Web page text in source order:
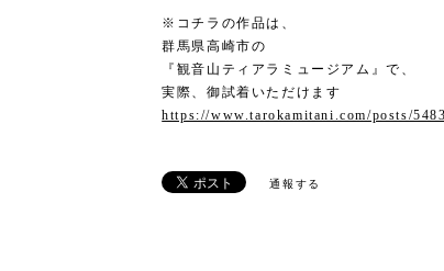
※コチラの作品は、
群馬県高崎市の
『観音山ティアラミュージアム』で、
実際、御試着いただけます
https://www.tarokamitani.com/posts/
通報する